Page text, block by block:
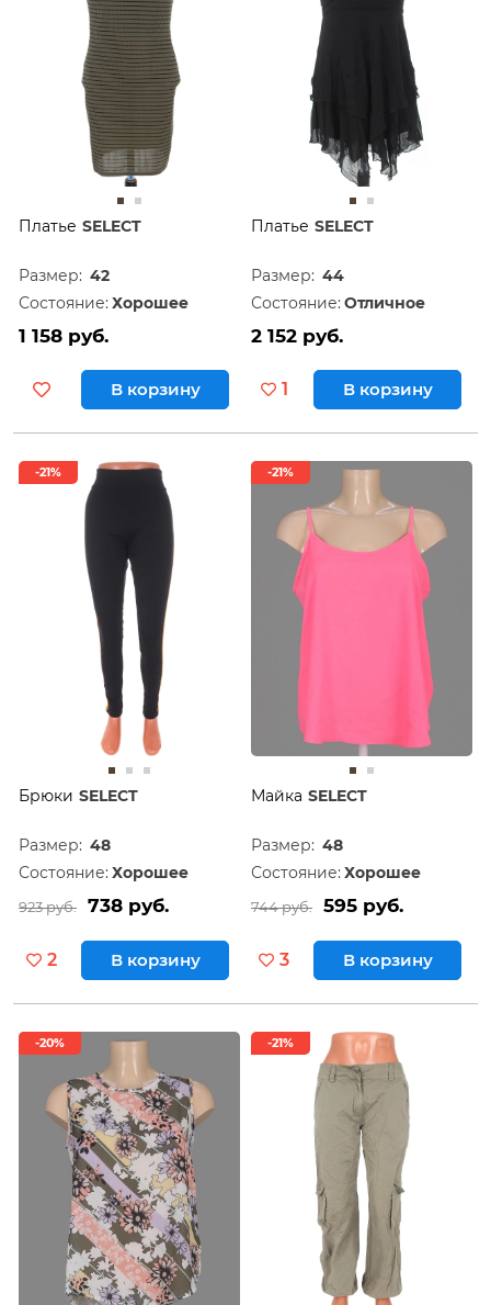
Платье SELECT
Размер: 42
Состояние: Хорошее
1 158 руб.
В корзину
Платье SELECT
Размер: 44
Состояние: Отличное
2 152 руб.
1 В корзину
-21%
Брюки SELECT
Размер: 48
Состояние: Хорошее
923 руб. 738 руб.
2 В корзину
-21%
Майка SELECT
Размер: 48
Состояние: Хорошее
744 руб. 595 руб.
3 В корзину
-20% -21%